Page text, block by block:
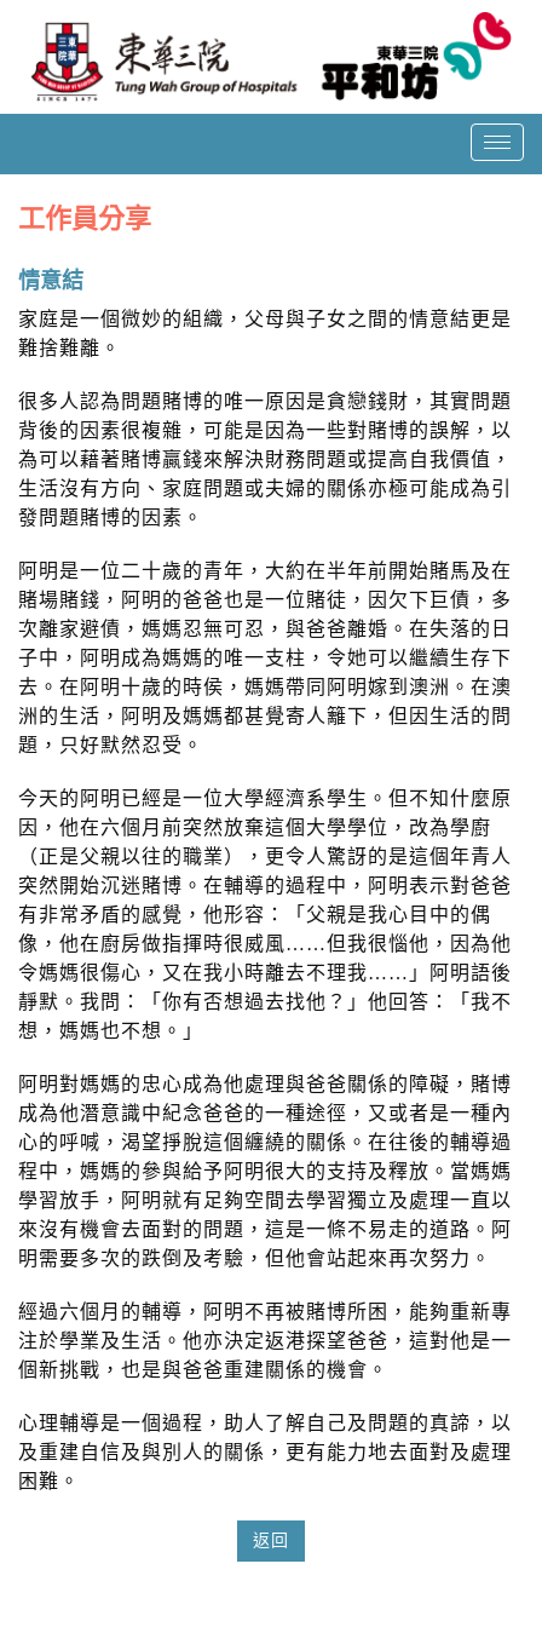
T
o
n
a
g
a
t
i
工作員分享
情意結
家庭是一個微妙的組織，父母與子女之間的情意結更是
難捨難離。
很多人認為問題賭博的唯一原因是貪戀錢財，其實問題
背後的因素很複雜，可能是因為一些對賭博的誤解，以
為可以藉著賭博贏錢來解決財務問題或提高自我價值，
生活沒有方向、家庭問題或夫婦的關係亦極可能成為引
發問題賭博的因素。
阿明是一位二十歲的青年，大約在半年前開始賭馬及在
賭場賭錢，阿明的爸爸也是一位賭徒，因欠下巨債，多
次離家避債，媽媽忍無可忍，與爸爸離婚。在失落的日
子中，阿明成為媽媽的唯一支柱，令她可以繼續生存下
去。在阿明十歲的時侯，媽媽帶同阿明嫁到澳洲。在澳
洲的生活，阿明及媽媽都甚覺寄人籬下，但因生活的問
題，只好默然忍受。
今天的阿明已經是一位大學經濟系學生。但不知什麼原
因，他在六個月前突然放棄這個大學學位，改為學廚
（正是父親以往的職業），更令人驚訝的是這個年青人
突然開始沉迷賭博。在輔導的過程中，阿明表示對爸爸
有非常矛盾的感覺，他形容：「父親是我心目中的偶
像，他在廚房做指揮時很威風……但我很惱他，因為他
令媽媽很傷心，又在我小時離去不理我……」阿明語後
靜默。我問：「你有否想過去找他？」他回答：「我不
想，媽媽也不想。」
阿明對媽媽的忠心成為他處理與爸爸關係的障礙，賭博
成為他潛意識中紀念爸爸的一種途徑，又或者是一種內
心的呼喊，渴望掙脫這個纏繞的關係。在往後的輔導過
程中，媽媽的參與給予阿明很大的支持及釋放。當媽媽
學習放手，阿明就有足夠空間去學習獨立及處理一直以
來沒有機會去面對的問題，這是一條不易走的道路。阿
明需要多次的跌倒及考驗，但他會站起來再次努力。
經過六個月的輔導，阿明不再被賭博所困，能夠重新專
注於學業及生活。他亦決定返港探望爸爸，這對他是一
個新挑戰，也是與爸爸重建關係的機會。
心理輔導是一個過程，助人了解自己及問題的真諦，以
及重建自信及與別人的關係，更有能力地去面對及處理
困難。
返回